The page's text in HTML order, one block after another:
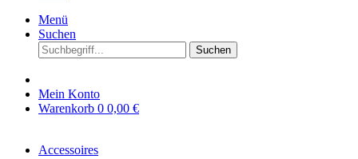
Menü
Suchen
Suchen
Mein Konto
Warenkorb 0 0,00 €
Accessoires